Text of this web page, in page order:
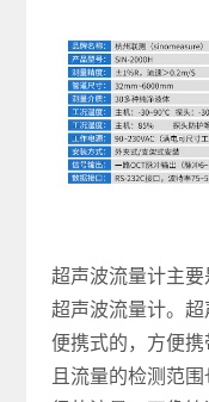
超声波流量计主
超声波流量计。
便携式的，方便
且流量的检测范